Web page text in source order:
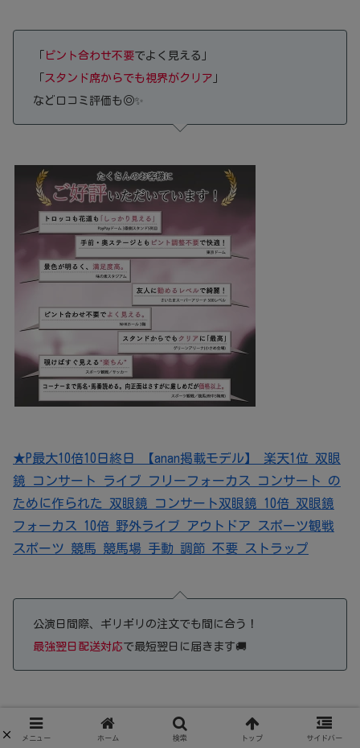
ピント合わせ不要でよく見える」
スタンド席からでも視界がクリア 」
など口コミ評価も◎✨
★P最大10倍10日終日 【anan掲載モデル】 楽天1位 双眼
鏡 コンサート ライブ フリーフォーカス コンサート の
ために作られた 双眼鏡 コンサート双眼鏡 10倍 双眼鏡
フォーカス 10倍 野外ライブ アウトドア スポーツ観戦
スポーツ 競馬 競馬場 手動 調節 不要 ストラップ
公演日間際、ギリギリの注文でも間に合う！
最強翌日配送対応で最短翌日に届きます🚚
メニュー ホーム 検索 トップ サイドバー